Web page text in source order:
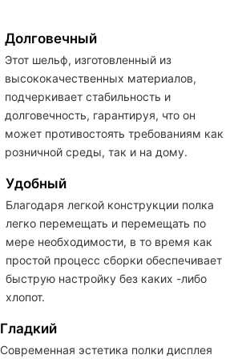
Долговечный
Этот шельф, изготовленный из
высококачественных материалов,
подчеркивает стабильность и
долговечность, гарантируя, что он
может противостоять требованиям как
розничной среды, так и на дому.
Удобный
Благодаря легкой конструкции полка
легко перемещать и перемещать по
мере необходимости, в то время как
простой процесс сборки обеспечивает
быструю настройку без каких -либо
хлопот.
Гладкий
Современная эстетика полки дисплея